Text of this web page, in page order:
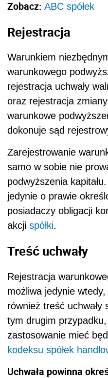
Zobacz: ABC spółek
Rejestracja
Warunkiem
warunkowego
rejestracja uchwały
oraz rejestracja
warunkowe
dokonuje sąd
Zarejestrowanie
samo w sobie nie
podwyższenia
jedynie o prawie
posiadaczy obligacji
akcji spółki.
Treść uchwały
Rejestracja
możliwa jedynie
również treść
tym drugim przypadku,
zastosowanie mieć
kodeksu spółek
Uchwała powinna